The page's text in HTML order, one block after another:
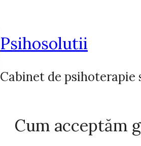
Psihosolutii
Cabinet de
Cum acceptăm